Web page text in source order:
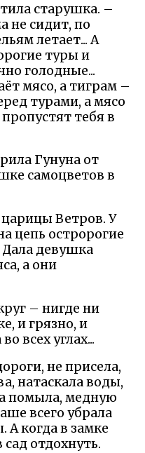
старушка. –
не сидит, по
летает... А
туры и
голодные...
мясо, а тиграм –
турами, а мясо
тебя в
Гунуна от
самоцветов в
Ветров. У
цепь остророгие
девушка
а они
– нигде ни
и грязно, и
всех углах...
не присела,
натаскала воды,
помыла, медную
всего убрала
А когда в замке
отдохнуть.